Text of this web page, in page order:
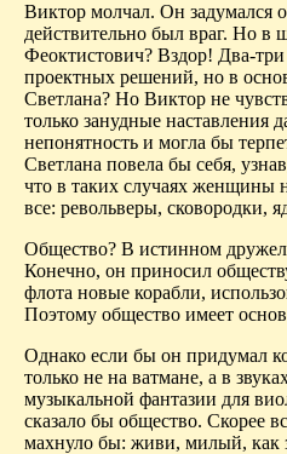
Виктор молчал. Он задумался
действительно был враг. Но
Феоктистович? Вздор! Два-три
проектных решений, но в
Светлана? Но Виктор не
только занудные наставления
непонятность и могла бы
Светлана повела бы себя,
что в таких случаях женщины
все: револьверы, сковородки,
Общество? В истинном
Конечно, он приносил
флота новые корабли,
Поэтому общество имеет
Однако если бы он придумал
только не на ватмане, а в
музыкальной фантазии для
сказало бы общество. Скорее
махнуло бы: живи, милый, как